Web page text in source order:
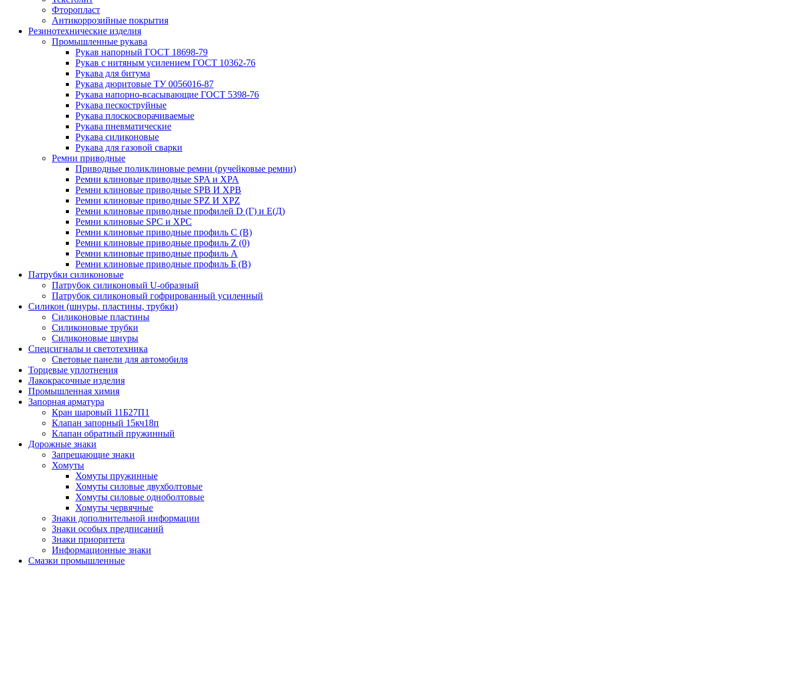
Фторопласт
Антикоррозийные покрытия
Резинотехнические изделия
Промышленные рукава
Рукав напорный ГОСТ 18698-79
Рукав с нитяным усилением ГОСТ 10362-76
Рукава для битума
Рукава дюритовые ТУ 0056016-87
Рукава напорно-всасывающие ГОСТ 5398-76
Рукава пескоструйные
Рукава плоскосворачиваемые
Рукава пневматические
Рукава силиконовые
Рукава для газовой сварки
Ремни приводные
Приводные поликлиновые ремни (ручейковые ремни)
Ремни клиновые приводные SPA и XPA
Ремни клиновые приводные SPB И XPB
Ремни клиновые приводные SPZ И XPZ
Ремни клиновые приводные профилей D (Г) и Е(Д)
Ремни клиновые SPC и XPC
Ремни клиновые приводные профиль C (В)
Ремни клиновые приводные профиль Z (0)
Ремни клиновые приводные профиль А
Ремни клиновые приводные профиль Б (B)
Патрубки силиконовые
Патрубок силиконовый U-образный
Патрубок силиконовый гофрированный усиленный
Силикон (шнуры, пластины, трубки)
Силиконовые пластины
Силиконовые трубки
Силиконовые шнуры
Спецсигналы и светотехника
Световые панели для автомобиля
Торцевые уплотнения
Лакокрасочные изделия
Промышленная химия
Запорная арматура
Кран шаровый 11Б27П1
Клапан запорный 15кч18п
Клапан обратный пружинный
Дорожные знаки
Запрещающие знаки
Хомуты
Хомуты пружинные
Хомуты силовые двухболтовые
Хомуты силовые одноболтовые
Хомуты червячные
Знаки дополнительной информации
Знаки особых предписаний
Знаки приоритета
Информационные знаки
Смазки промышленные